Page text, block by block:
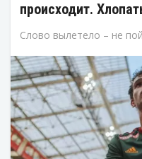
происходит.
Слово вылетело – не